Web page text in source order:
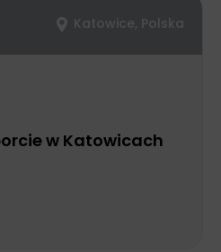
Katowice, Polska
w Katowicach